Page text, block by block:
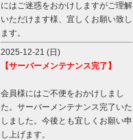
にはご迷惑をおかけしますがご理解
いただけます様、宜しくお願い致し
ます。
2025-12-21 (日)
【サーバーメンテナンス完了】
会員様にはご不便をおかけしまし
た。サーバーメンテナンス完了いた
しました。今後とも宜しくお願い申
し上げます。